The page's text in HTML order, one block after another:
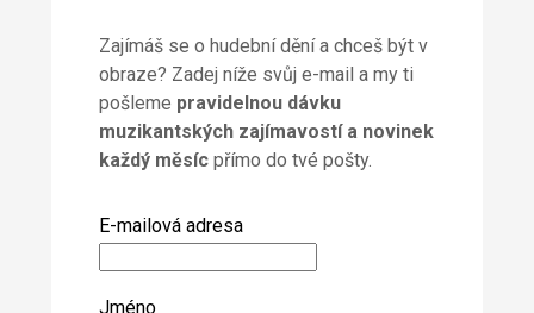
Zajímáš se o hudební dění a chceš být v
obraze? Zadej níže svůj e-mail a my ti
pošleme pravidelnou dávku
muzikantských zajímavostí a novinek
každý měsícpřímo do tvé pošty.
E-mailová adresa
Jméno